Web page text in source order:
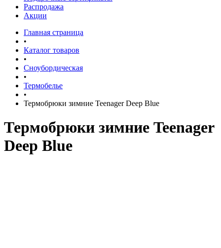
Распродажа
Акции
Главная страница
•
Каталог товаров
•
Сноубордическая
•
Термобелье
•
Термобрюки зимние Teenager Deep Blue
Термобрюки зимние Teenager
Deep Blue